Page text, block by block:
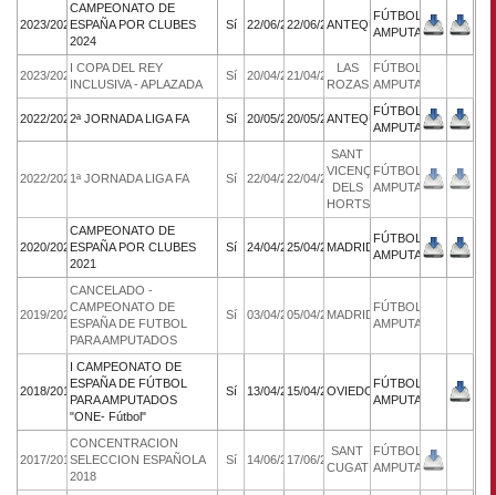
2023/2024
CAMPEONATO DE
ESPAÑA POR CLUBES
2024
Sí 22/06/202422/06/2024ANTEQUERA
FÚTBOL
AMPUTADOS
2023/2024
I COPA DEL REY
INCLUSIVA - APLAZADA
Sí 20/04/202421/04/2024
LAS
ROZAS
FÚTBOL
AMPUTADOS
2022/20232ª JORNADA LIGA FA Sí 20/05/202320/05/2023ANTEQUERA
FÚTBOL
AMPUTADOS
2022/20231ª JORNADA LIGA FA Sí 22/04/202322/04/2023
SANT
VICENÇ
DELS
HORTS
FÚTBOL
AMPUTADOS
2020/2021
CAMPEONATO DE
ESPAÑA POR CLUBES
2021
Sí 24/04/202125/04/2021MADRID
FÚTBOL
AMPUTADOS
2019/2020
CANCELADO -
CAMPEONATO DE
ESPAÑA DE FUTBOL
PARA AMPUTADOS
Sí 03/04/202005/04/2020MADRID
FÚTBOL
AMPUTADOS
2018/2019
I CAMPEONATO DE
ESPAÑA DE FÚTBOL
PARA AMPUTADOS
"ONE- Fútbol"
Sí 13/04/201915/04/2019OVIEDO
FÚTBOL
AMPUTADOS
2017/2018
CONCENTRACION
SELECCION ESPAÑOLA
2018
Sí 14/06/201817/06/2018
SANT
CUGAT
FÚTBOL
AMPUTADOS